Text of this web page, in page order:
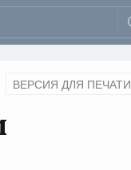
ВЕРСИЯ ДЛЯ ПЕЧАТИ